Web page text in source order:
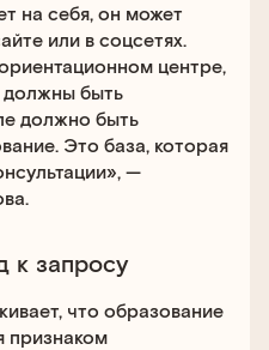
на себя, он может
или в соцсетях.
центре,
должны быть
должно быть
Это база, которая
—
к запросу
что образование
признаком